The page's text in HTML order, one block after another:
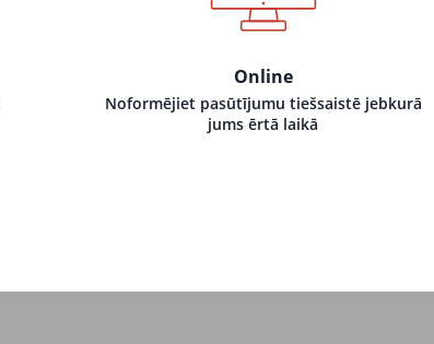
Online
Noformējiet pasūtījumu tiešsaistē jebkurā
jums ērtā laikā